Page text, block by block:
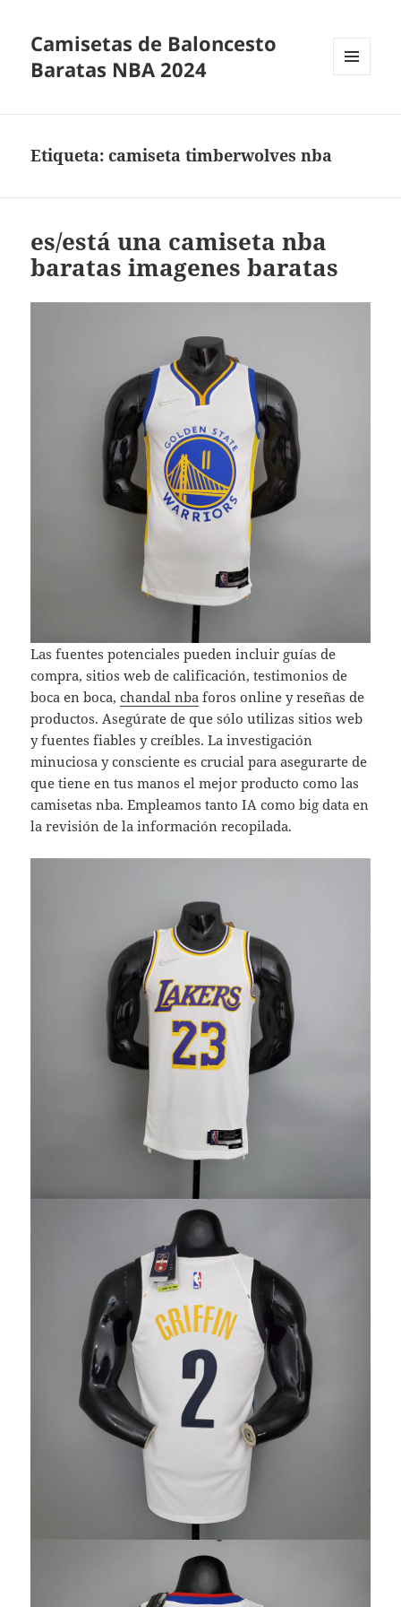
Camisetas de Baloncesto
Baratas NBA 2024
Etiqueta:camiseta timberwolves nba
es/está una camiseta nba
baratas imagenes baratas
Las fuentes potenciales pueden incluir guías de
compra, sitios web de calificación, testimonios de
boca en boca,chandal nba foros online y reseñas de
productos. Asegúrate de que sólo utilizas sitios web
y fuentes fiables y creíbles. La investigación
minuciosa y consciente es crucial para asegurarte de
que tiene en tus manos el mejor producto como las
camisetas nba. Empleamos tanto IA como big data en
la revisión de la información recopilada.